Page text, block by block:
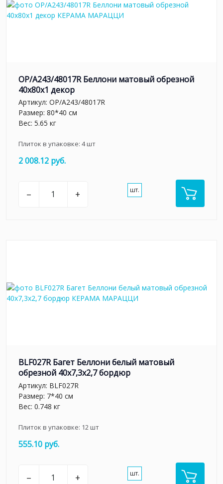
OP/A243/48017R Беллони матовый обрезной
40x80x1 декор
Артикул: OP/A243/48017R
Размер: 80*40 см
Вес: 5.65 кг
Плиток в упаковке: 4шт
2 008.12 руб.
– + шт.
BLF027R Багет Беллони белый матовый
обрезной 40x7,3x2,7 бордюр
Артикул: BLF027R
Размер: 7*40 см
Вес: 0.748 кг
Плиток в упаковке: 12шт
555.10 руб.
– + шт.